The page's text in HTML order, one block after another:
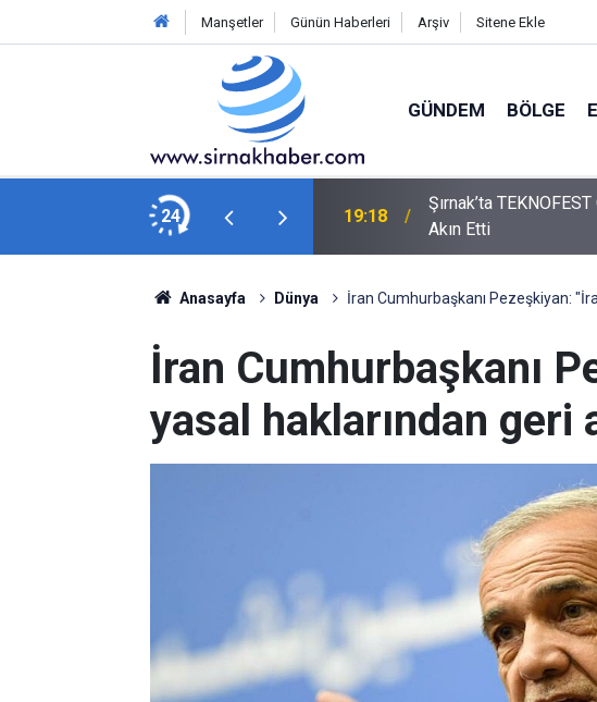
Manşetler Günün Haberleri Arşiv Sitene Ekle
GÜNDEM BÖLGE
24
sayısını 696'ya çıkardık" 19:18
Şırnak’ta
Akın Etti
Anasayfa Dünya İran Cumhurbaşkanı Pezeşkiyan:
İran Cumhurbaşkanı
yasal haklarından geri